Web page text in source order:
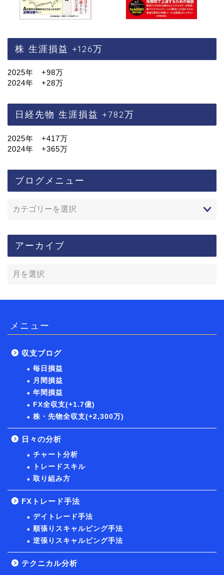
株 生涯損益 +126万
2025年 +98万
2024年 +28万
日経先物 生涯損益 +782万
2025年 +417万
2024年 +365万
ブログメニュー
アーカイブ
メニュー
収支ブログ
毎日損益
月間損益
年間損益
FX全収支(+1.7億)
株・先物全収支(+2,300万)
日々の分析
チャート分析
トレードスキル
取り組み方
FXトレード手法
デイトレード手法
順張りスキャルピング手法
逆張りスキャルピング手法
テクニカル分析